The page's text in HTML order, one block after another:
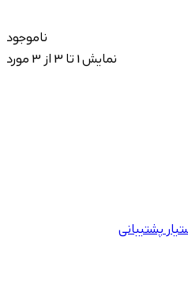
ناموجود
نمایش 1 تا 3 از 3 مورد
پشتیبانی